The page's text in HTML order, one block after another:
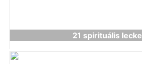
21 spirituális lecke